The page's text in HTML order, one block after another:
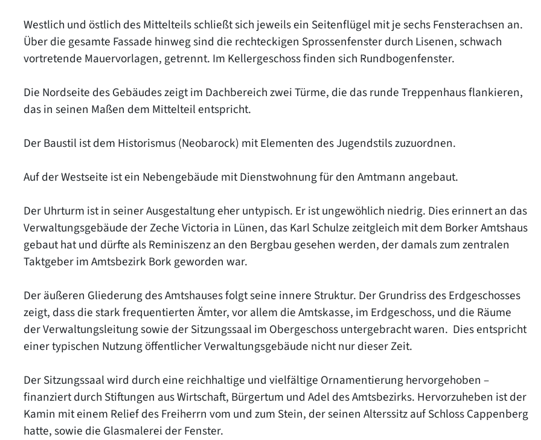
Westlich und östlich des Mittelteils schließt sich jeweils ein Seitenflügel mit je sechs Fensterachsen an.
Über die gesamte Fassade hinweg sind die rechteckigen Sprossenfenster durch Lisenen, schwach
vortretende Mauervorlagen, getrennt. Im Kellergeschoss finden sich Rundbogenfenster.
Die Nordseite des Gebäudes zeigt im Dachbereich zwei Türme, die das runde Treppenhaus flankieren,
das in seinen Maßen dem Mittelteil entspricht.
Der Baustil ist dem Historismus (Neobarock) mit Elementen des Jugendstils zuzuordnen.
Auf der Westseite ist ein Nebengebäude mit Dienstwohnung für den Amtmann angebaut.
Der Uhrturm ist in seiner Ausgestaltung eher untypisch. Er ist ungewöhlich niedrig. Dies erinnert an das
Verwaltungsgebäude der Zeche Victoria in Lünen, das Karl Schulze zeitgleich mit dem Borker Amtshaus
gebaut hat und dürfte als Reminiszenz an den Bergbau gesehen werden, der damals zum zentralen
Taktgeber im Amtsbezirk Bork geworden war.
Der äußeren Gliederung des Amtshauses folgt seine innere Struktur. Der Grundriss des Erdgeschosses
zeigt, dass die stark frequentierten Ämter, vor allem die Amtskasse, im Erdgeschoss, und die Räume
der Verwaltungsleitung sowie der Sitzungssaal im Obergeschoss untergebracht waren. Dies entspricht
einer typischen Nutzung öffentlicher Verwaltungsgebäude nicht nur dieser Zeit.
Der Sitzungssaal wird durch eine reichhaltige und vielfältige Ornamentierung hervorgehoben –
finanziert durch Stiftungen aus Wirtschaft, Bürgertum und Adel des Amtsbezirks. Hervorzuheben ist der
Kamin mit einem Relief des Freiherrn vom und zum Stein, der seinen Alterssitz auf Schloss Cappenberg
hatte, sowie die Glasmalerei der Fenster.